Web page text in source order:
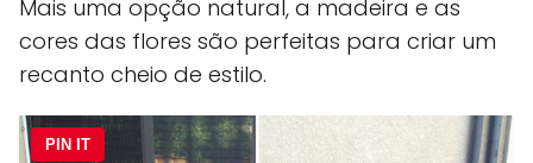
Mais uma opção natural, a madeira e as
cores das flores são perfeitas para criar um
recanto cheio de estilo.
PIN IT